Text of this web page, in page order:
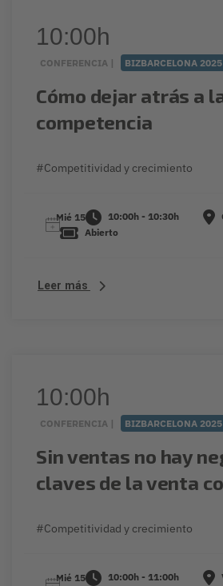
10:00h
CONFERENCIA | BIZBARCELONA 2025
Cómo dejar atrás a
competencia
#Competitividad y crecimiento
Mié 15 10:00h - 10:30h
Abierto
Leer más
10:00h
CONFERENCIA | BIZBARCELONA 2025
Sin ventas no hay
claves de la venta
#Competitividad y crecimiento
Mié 15 10:00h - 11:00h